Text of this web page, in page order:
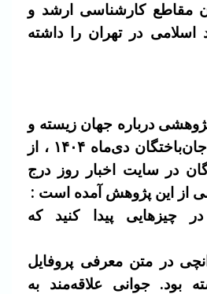
مقاطع کارشناسی ارشد و
اسلامی در تهران را داشته
درباره جهان زیسته و
مسیر کنش جمعی جان‌باختگان دی‌ماه ۱۴۰۴ ، از
در سایت اخبار روز درج
از این پژو‌هش آمده است :
چیزهایی پیدا کنید که
در متن معرفی پروفایل
بود. جوانی علاقه‌مند به